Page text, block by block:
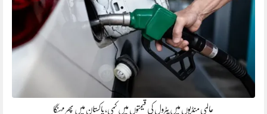
عالمی منڈیوں میں پٹرول کی قیمتوں میں کمی، پاکستان میں پھر مہنگا